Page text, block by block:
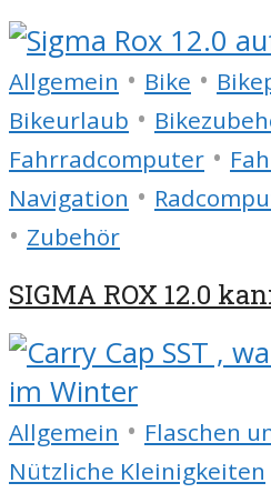
Allgemein • Bike •
Bikeurlaub •
Fahrradcomputer •
Navigation •
• Zubehör
SIGMA ROX 12.0
Allgemein • Flaschen
Nützliche Kleinigkeiten